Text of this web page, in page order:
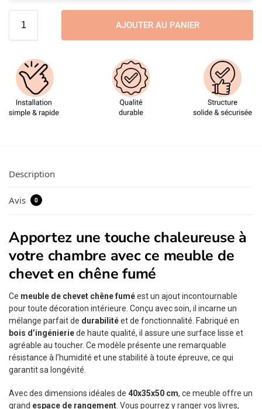
AJOUTER AU PANIER
Description
Avis 0
Apportez une touche chaleureuse à
votre chambre avec ce meuble de
chevet en chêne fumé
Ce meuble de chevet chêne fuméest un ajout incontournable
pour toute décoration intérieure. Conçu avec soin, il incarne un
mélange parfait de durabilitéet de fonctionnalité. Fabriqué en
bois d’ingénieriede haute qualité, il assure une surface lisse et
agréable au toucher. Ce modèle présente une remarquable
résistance à l’humidité et une stabilité à toute épreuve, ce qui
garantit sa longévité.
Avec des dimensions idéales de 40x35x50 cm, ce meuble offre un
grand espace de rangement . Vous pourrez y ranger vos livres,